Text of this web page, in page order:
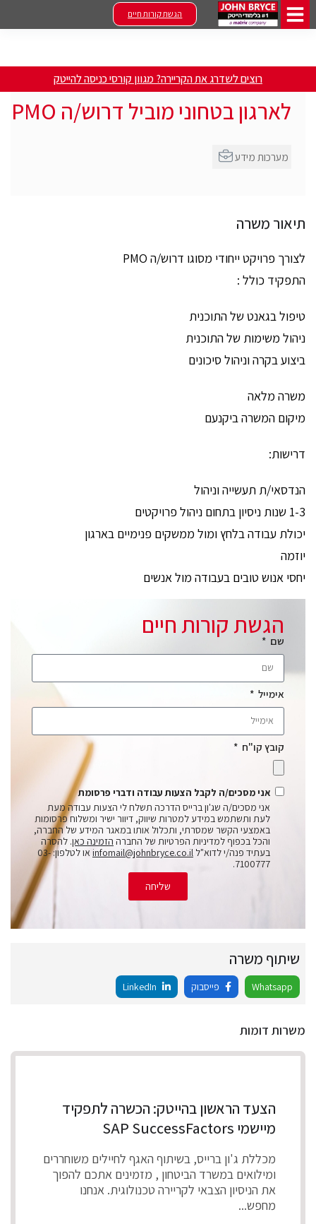
הגשת קורות חיים
רוצים לשדרג את הקריירה? מגוון קורסי כניסה להייטק
לארגון בטחוני מוביל דרוש/ה PMO
תיאור משרה
לצורך פרויקט ייחודי מסוגו דרוש/ה PMO
התפקיד כולל :
טיפול בגאנט של התוכנית
ניהול משימות של התוכנית
ביצוע בקרה וניהול סיכונים
משרה מלאה
מיקום המשרה ביקנעם
דרישות:
הנדסאי/ת תעשייה וניהול
1-3 שנות ניסיון בתחום ניהול פרויקטים
יכולת עבודה בלחץ ומול ממשקים פנימיים בארגון
יוזמה
יחסי אנוש טובים בעבודה מול אנשים
הגשת קורות חיים
שם
אימייל
קובץ קו"ח
אני מסכים/ה לקבל הצעות עבודה ודברי פרסומת
אני מסכים/ה שג'ון ברייס הדרכה תשלח לי הצעות עבודה מעת
לעת ותשתמש במידע למטרות שיווק, דיוור ישיר ומשלוח פרסומות
באמצעי הקשר שמסרתי, ותכלול אותו במאגר המידע של החברה,
והכל בכפוף למדיניות הפרטיות של החברה הזמינה כאן. להסרה
בעתיד פנה/י לדוא"ל infomail@johnbryce.co.il
או לטלפון: 03-
7100777.
שליחה
שיתוף משרה
Whatsapp פייסבוק
משרות דומות
הצעד הראשון בהייטק: הכשרה לתפקיד
מיישמי SAP SuccessFactors
מכללת ג'ון ברייס, בשיתוף האגף לחיילים משוחררים
ומילואים במשרד הביטחון , מזמינים אתכם להפוך
את הניסיון הצבאי לקריירה טכנולוגית. אנחנו
מחפש...